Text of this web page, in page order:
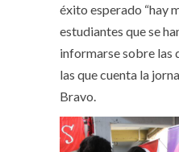
éxito esperado “hay
estudiantes que se
informarse sobre las
las que cuenta la
Bravo.